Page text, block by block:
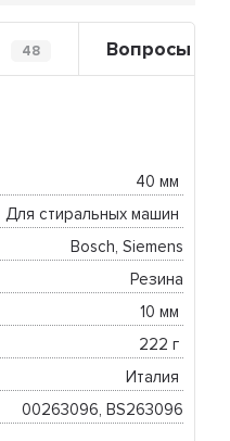
48 Вопросы
40 мм
Для стиральных машин
Bosch, Siemens
Резина
10 мм
222 г
Италия
00263096, BS263096